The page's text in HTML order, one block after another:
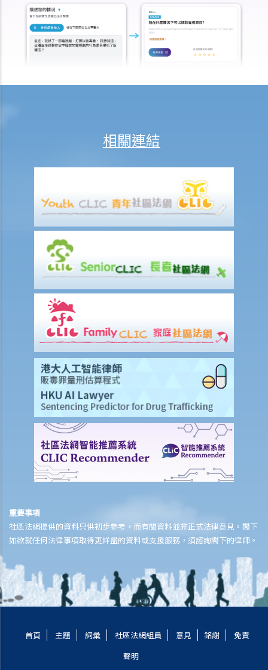
火災中受傷的僱員
因工受傷以及有關補償
賠償責任
我在工作時因遇到意外而受傷及導致傷殘，我或我的家人可獲哪些賠
除上述的賠償外，我可否就工傷而獲得其他賠償（例如醫藥費）？
工傷或有關意外之報告
僱主向勞工處報告與工作有關的意外之時限是多久？
僱員可否向勞工處報告與工作有關的意外？
其他有關工傷的事項
如何安排支付工傷賠償？
若然我不能與僱主和平地解決工傷賠償問題，將案件呈交法院的時限是
若然我對條例所給予的補償感到不滿，或者我認為僱主忽略了應有的安
全措施，我可否進一步提出申索？
人壽保險
受保人已失蹤了數年，其保單受益人可否向保險公司索取死亡賠償？
在處理索償時，保險公司會否接受中醫發出的醫療報告 / 醫生紙？
如果我的保單已經失效，但我重新繳交保費以嘗試令保單「復效」。我
可否在這段期間向保險公司索償？
我為同一項目（如住院或家居意外）購買了數份保險。我可否從所有保
單索取全數保額，或只可索取實際開支或損失？人壽保險的死亡賠償會
醫療保險
在處理索償時，保險公司會否接受中醫發出的醫療報告 / 醫生紙？
我為同一項目（如住院或家居意外）購買了數份保險。我可否從所有保
單索取全數保額，或只可索取實際開支或損失？
意外或個人傷亡保險
否向保險公司索償？
「永久傷殘」和「暫時性傷殘」的一般定義是甚麼？保險公司支付了一
筆永久傷殘賠償給我，但兩年後我奇蹟地復原，保險公司可否向我討回
相關連結
重要事項
社區法網提供的資料只供初步參考，而有關資料並非正式法律意見。閣下
如欲就任何法律事項取得更詳盡的資料或支援服務，須諮詢閣下的律師。
首頁 主題 詞彙 社區法網組員 意見 銘謝
免責
聲明